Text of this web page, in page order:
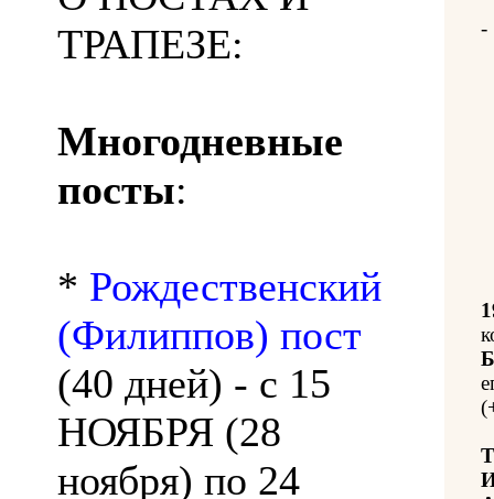
ТРАПЕЗЕ:
Многодневные
посты:
* Рождественский
(Филиппов) пост
(40 дней) - с 15
НОЯБРЯ (28
ноября) по 24
-